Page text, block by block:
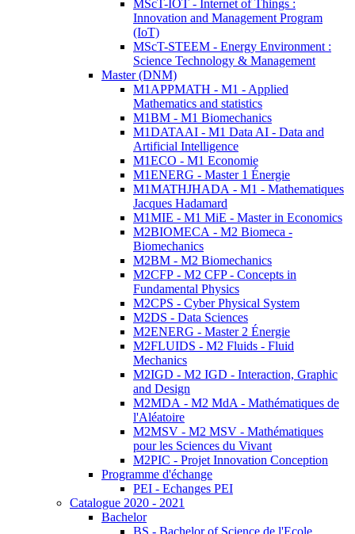
MScT-IOT - Internet of Things :
Innovation and Management Program
(IoT)
MScT-STEEM - Energy Environment :
Science Technology & Management
Master (DNM)
M1APPMATH - M1 - Applied
Mathematics and statistics
M1BM - M1 Biomechanics
M1DATAAI - M1 Data AI - Data and
Artificial Intelligence
M1ECO - M1 Economie
M1ENERG - Master 1 Énergie
M1MATHJHADA - M1 - Mathematiques
Jacques Hadamard
M1MIE - M1 MiE - Master in Economics
M2BIOMECA - M2 Biomeca -
Biomechanics
M2BM - M2 Biomechanics
M2CFP - M2 CFP - Concepts in
Fundamental Physics
M2CPS - Cyber Physical System
M2DS - Data Sciences
M2ENERG - Master 2 Énergie
M2FLUIDS - M2 Fluids - Fluid
Mechanics
M2IGD - M2 IGD - Interaction, Graphic
and Design
M2MDA - M2 MdA - Mathématiques de
l'Aléatoire
M2MSV - M2 MSV - Mathématiques
pour les Sciences du Vivant
M2PIC - Projet Innovation Conception
Programme d'échange
PEI - Echanges PEI
Catalogue 2020 - 2021
Bachelor
BS - Bachelor of Science de l'Ecole